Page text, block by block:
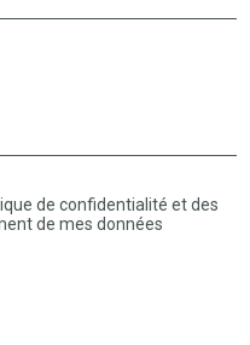
de confidentialité et des
de mes données